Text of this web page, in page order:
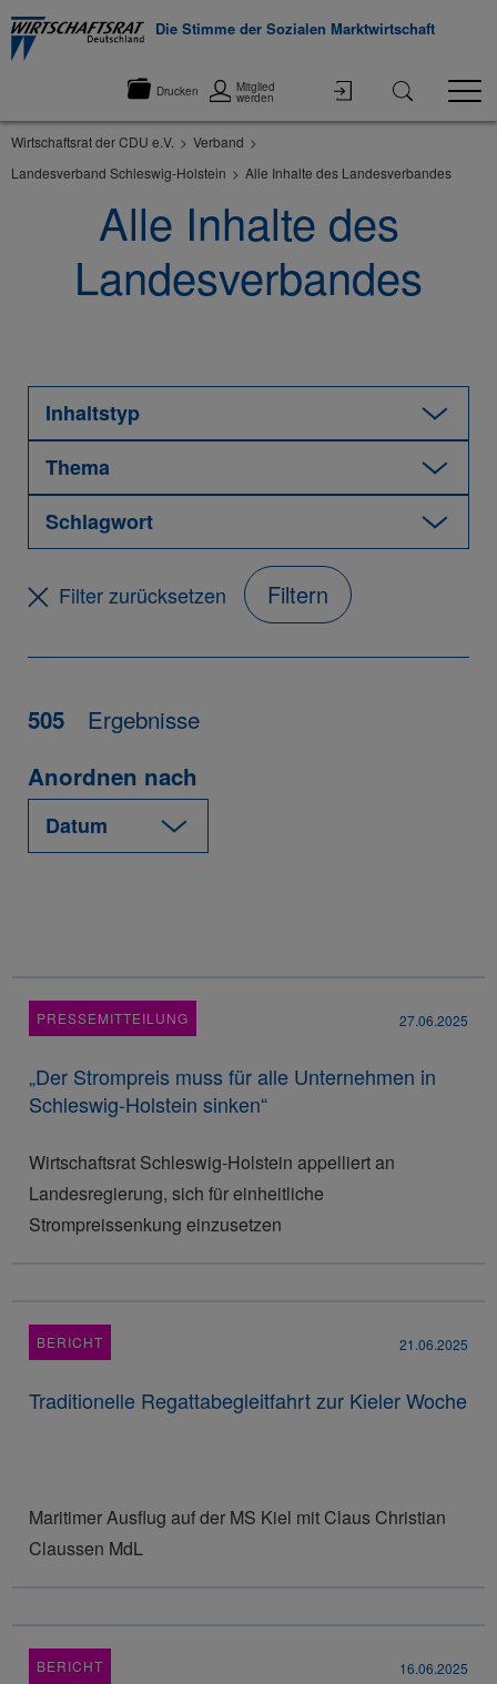
Die Stimme der Sozialen Marktwirtschaft
Drucken Mitglied
werden
Wirtschaftsrat der CDU e.V.
Verband
Landesverband Schleswig-Holstein
Alle Inhalte des Landesverbandes
Alle Inhalte des
Landesverbandes
Filter zurücksetzen Filtern
505 Ergebnisse
Anordnen nach
PRESSEMITTEILUNG 27.06.2025
„Der Strompreis muss für alle Unternehmen in
Schleswig-Holstein sinken“
Wirtschaftsrat Schleswig-Holstein appelliert an
Landesregierung, sich für einheitliche
Strompreissenkung einzusetzen
BERICHT 21.06.2025
Traditionelle Regattabegleitfahrt zur Kieler Woche
Maritimer Ausflug auf der MS Kiel mit Claus Christian
Claussen MdL
BERICHT 16.06.2025